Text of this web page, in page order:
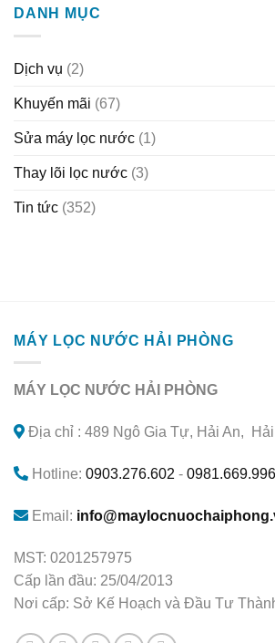
DANH MỤC
Dịch vụ (2)
Khuyến mãi (67)
Sửa máy lọc nước (1)
Thay lõi lọc nước (3)
Tin tức (352)
MÁY LỌC NƯỚC HẢI PHÒNG
MÁY LỌC NƯỚC HẢI PHÒNG
Địa chỉ : 489 Ngô Gia Tự, Hải An,
Hotline: 0903.276.602 - 0981.669.996
Email:
MST: 0201257975
Cấp lần đầu: 25/04/2013
Nơi cấp: Sở Kế Hoạch và Đầu Tư